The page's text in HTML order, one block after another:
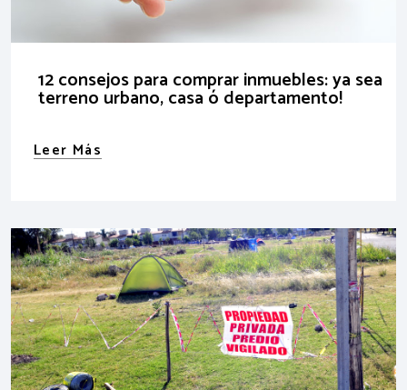
12 consejos para comprar inmuebles: ya sea
terreno urbano, casa ó departamento!
Leer Más